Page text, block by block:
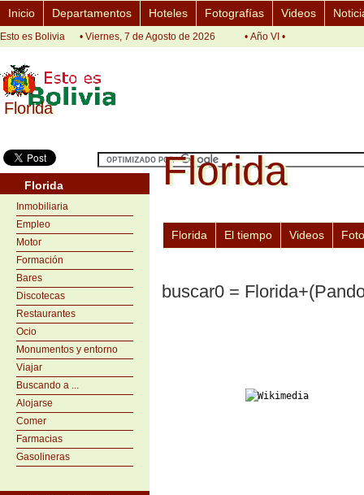
Florida
Florida
Inicio Departamentos Hoteles Fotografías Videos
Esto es Bolivia • Viernes, 7 de Agosto de 2026 • Año VI •
Florida
Inmobiliaria
Empleo
Motor
Formación
Bares
Discotecas
Restaurantes
Ocio
Monumentos y entorno
Viajar
Buscando a ...
Alojarse
Comer
Farmacias
Gasolineras
Florida
Florida
Florida El tiempo Videos
buscar0 =